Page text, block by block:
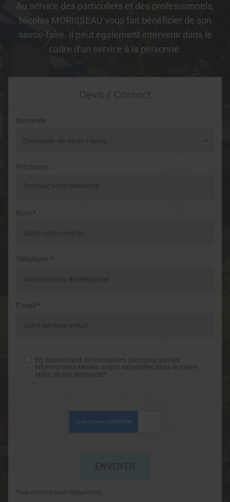
Au service des particuliers et des professionnels,
Nicolas MORISSEAU vous fait bénéficier de son
savoir-faire. Il peut également intervenir dans le
cadre d'un service à la personne.
Devis / Contact
Demande
Précisions
Nom *
Téléphone *
E-mail *
En soumettant ce formulaire, j'accepte que les
informations saisies soient exploitées dans le cadre
strict de ma demande*
*Ces champs sont obligatoires